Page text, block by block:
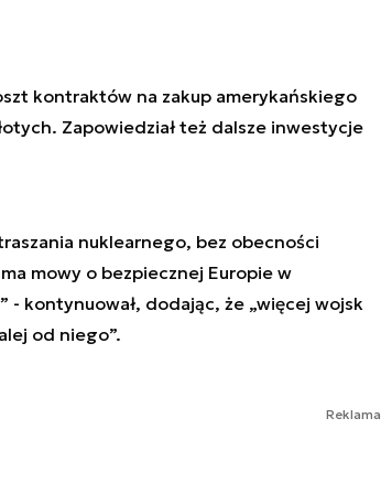
kontraktów na zakup amerykańskiego
Zapowiedział też dalsze inwestycje
nuklearnego, bez obecności
mowy o bezpiecznej Europie w
- kontynuował, dodając, że „więcej wojsk
od niego”.
Reklama